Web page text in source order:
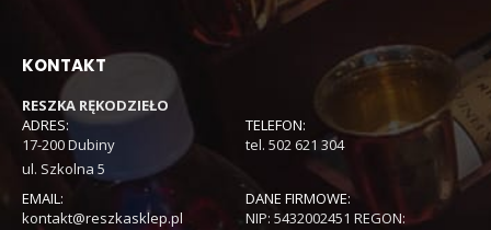
KONTAKT
RESZKA RĘKODZIEŁO
ADRES:
17-200 Dubiny
ul. Szkolna 5
TELEFON:
tel. 502 621 304
EMAIL:
kontakt@reszkasklep.pl
DANE FIRMOWE:
NIP: 5432002451 REGON: